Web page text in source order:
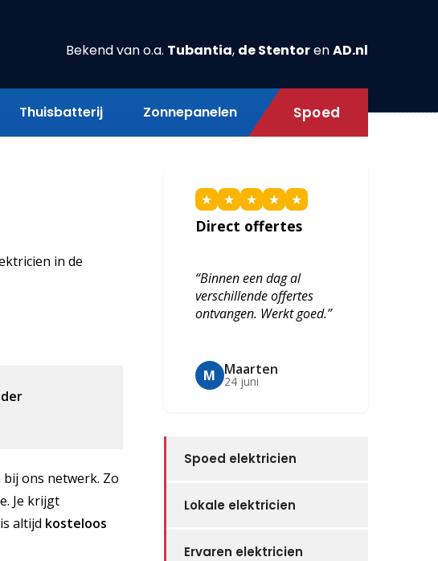
Bekend van o.a. Tubantia, de StentorenAD.nl
Thuisbatterij Zonnepanelen Spoed
in de
ons netwerk. Zo
Je krijgt
altijd kosteloos
★ ★ ★ ★ ★
Direct offertes
“Binnen een dag al
verschillende offertes
ontvangen. Werkt goed.”
M Maarten
24 juni
Spoed elektricien
Lokale elektricien
Ervaren elektricien